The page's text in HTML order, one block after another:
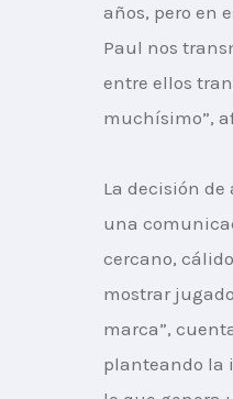
años, pero en
Paul nos
entre ellos
muchísimo”,
La decisión
una
cercano,
mostrar
marca”,
planteando la